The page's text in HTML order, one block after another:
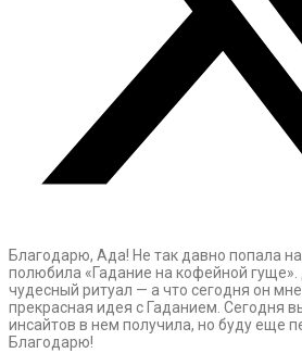
Благодарю, Ада! Не так давно попала
полюбила «Гадание на кофейной
чудесный ритуал — а что сегодня он
прекрасная идея с Гаданием. Сегодня
инсайтов в нем получила, но буду еще
Благодарю!